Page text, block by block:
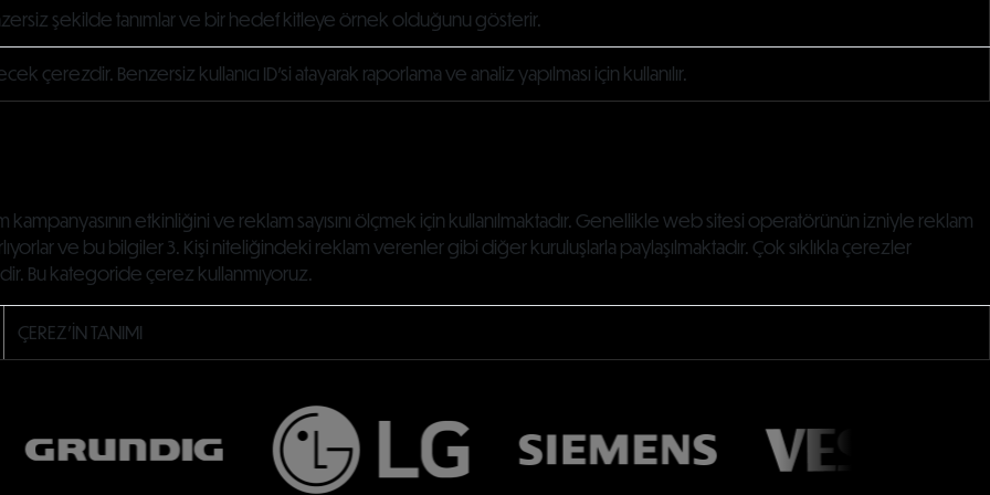
şekilde tanımlar ve bir hedef kitleye örnek olduğunu gösterir.
çerezdir. Benzersiz kullanıcı ID'si atayarak raporlama ve analiz yapılması için kullanılır.
kampanyasının etkinliğini ve reklam sayısını ölçmek için kullanılmaktadır. Genellikle web sitesi operatörünün izniyle reklam
ve bu bilgiler 3. Kişi niteliğindeki reklam verenler gibi diğer kuruluşlarla paylaşılmaktadır. Çok sıklıkla çerezler
Bu kategoride çerez kullanmıyoruz.
ÇEREZ'İN TANIMI